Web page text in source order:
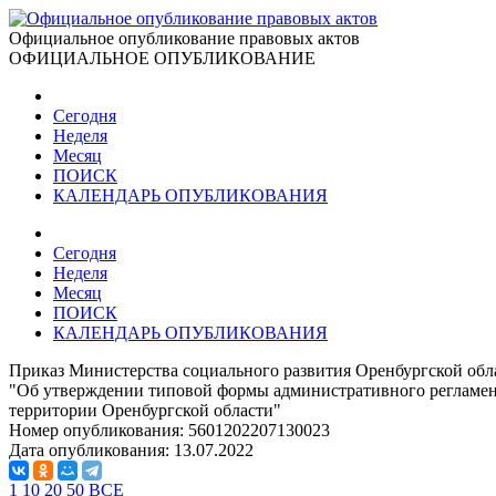
Официальное опубликование правовых актов
ОФИЦИАЛЬНОЕ ОПУБЛИКОВАНИЕ
Сегодня
Неделя
Месяц
ПОИСК
КАЛЕНДАРЬ ОПУБЛИКОВАНИЯ
Сегодня
Неделя
Месяц
ПОИСК
КАЛЕНДАРЬ ОПУБЛИКОВАНИЯ
Приказ Министерства социального развития Оренбургской
"Об утверждении типовой формы административного
территории Оренбургской области"
Номер опубликования: 5601202207130023
Дата опубликования: 13.07.2022
1 10 20 50 ВСЕ